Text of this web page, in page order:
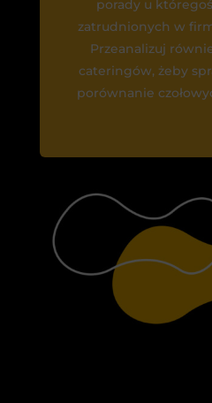
porady u
zatrudnionych w
Przeanalizuj
cateringów, żeby
porównanie